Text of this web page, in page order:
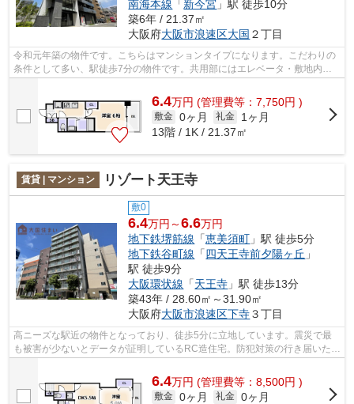
南海本線 「新今宮 」駅 徒歩10分
築6年 / 21.37㎡
大阪府大阪市浪速区大国 ２丁目
令和元年築の物件です。こちらはマンションタイプになります。こだわりの
条件として多い、駅徒歩7分の物件です。共用部にはエレベータ・敷地内ご
6.4万円 (管理費等：7,750円 )
敷金 0ヶ月 礼金
1ヶ月
13階 / 1K / 21.37㎡
賃貸 | マンション リゾート天王寺
敷0
6.4万円～6.6万円
地下鉄堺筋線 「恵美須町 」駅 徒歩5分
地下鉄谷町線 「四天王寺前夕陽ヶ丘 」
駅 徒歩9分
大阪環状線 「天王寺 」駅 徒歩13分
築43年 / 28.60㎡～31.90㎡
大阪府大阪市浪速区下寺３丁目
高ニーズな駅近の物件となっており、徒歩5分に立地しています。震災で最
も被害が少ないとデータが証明しているRC造住宅。防犯対策の行き届いた造
6.4万円 (管理費等：8,500円 )
敷金 0ヶ月 礼金 0ヶ月